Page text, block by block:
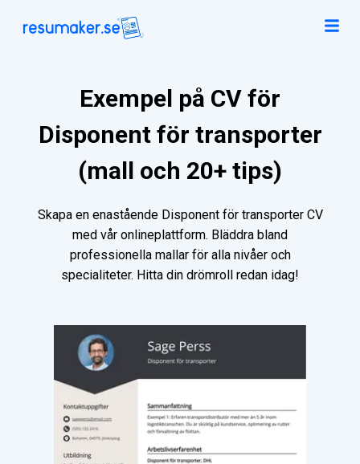
Exempel på CV för
Disponent för transporter
(mall och 20+ tips)
Skapa en enastående Disponent för transporter CV
med vår onlineplattform. Bläddra bland
professionella mallar för alla nivåer och
specialiteter. Hitta din drömroll redan idag!